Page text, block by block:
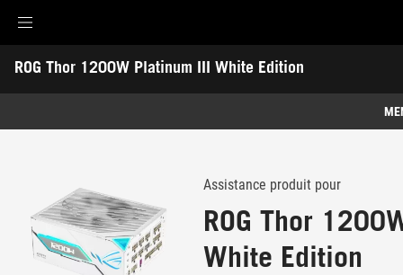
Accessibility links
Aller au contenu
Accessibilité
Aller au Menu
ASUS Footer
ROG Thor 1200W Platinum III White Edition
Galerie
Où acheter
Assistance produit pour
ROG Thor
White Edition